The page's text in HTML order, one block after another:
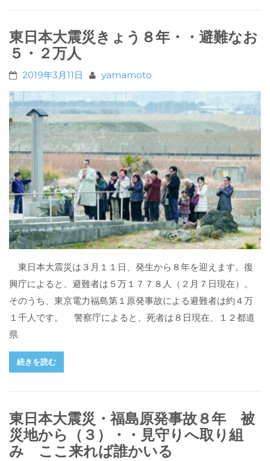
東日本大震災きょう８年・・避難なお
５・２万人
2019年3月11日 yamamoto
東日本大震災は３月１１日、発生から８年を迎えます。復
興庁によると、避難者は５万１７７８人（２月７日現在）。
そのうち、東京電力福島第１原発事故による避難者は約４万
１千人です。 警察庁によると、死者は８日現在、１２都道
県
続きを読む
東日本大震災・福島原発事故８年 被
災地から（３）・・見守りへ取り組
み ここ来れば誰かいる